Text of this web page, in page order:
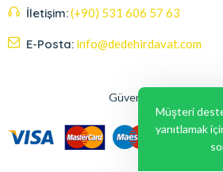
İletişim:(+90) 531 606 57 63
E-Posta: info@dedehirdavat.com
Güvenli Ödeme
Müşteri
yanıtlamak